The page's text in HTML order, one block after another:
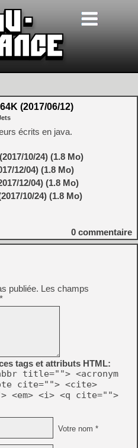
(2017/06/12)
écrits en java.
10/24) (1.8 Mo)
12/04) (1.8 Mo)
12/04) (1.8 Mo)
10/24) (1.8 Mo)
0 commentaire
publiée. Les champs
*
tags et attributs HTML:
title=""> <acronym
cite=""> <cite>
<em> <i> <q cite="">
Votre nom *